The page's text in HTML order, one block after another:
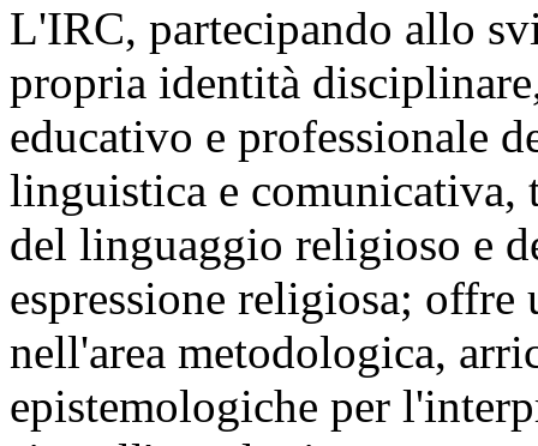
L'IRC, partecipando allo
propria identità
educativo e professionale
linguistica e comunicativa,
del linguaggio religioso e
espressione religiosa;
nell'area metodologica,
epistemologiche per